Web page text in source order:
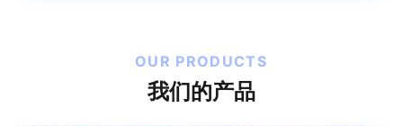
OUR PRODUCTS
我们的产品